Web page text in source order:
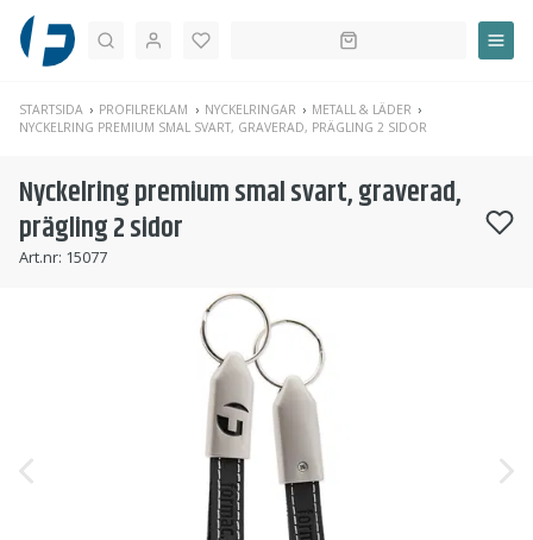
Sök
STARTSIDA PROFILREKLAM NYCKELRINGAR
METALL & LÄDER
NYCKELRING PREMIUM SMAL SVART, GRAVERAD, PRÄGLING 2 SIDOR
Nyckelring premium smal svart, graverad,
prägling 2 sidor
Art.nr: 15077